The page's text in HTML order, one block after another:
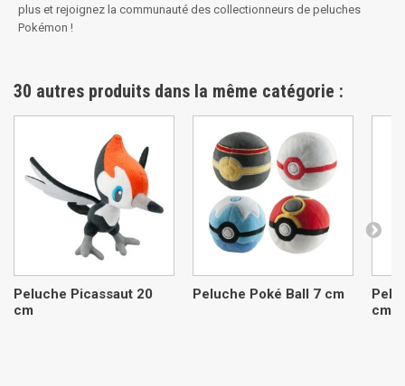
plus et rejoignez la communauté des collectionneurs de peluches
Pokémon !
30 autres produits dans la même catégorie :
Peluche Picassaut 20
cm
Peluche Poké Ball 7 cm
cm